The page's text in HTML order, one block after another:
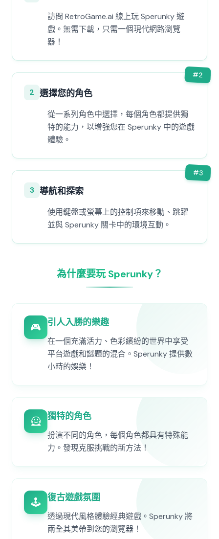
訪問 RetroGame.ai 線上玩 Sperunky 遊
戲。無需下載，只需一個現代網路瀏覽
器！
#2
2 選擇您的角色
從一系列角色中選擇，每個角色都提供獨
特的能力，以增強您在 Sperunky 中的遊戲
體驗。
#3
3 導航和探索
使用鍵盤或螢幕上的控制項來移動、跳躍
並與 Sperunky 關卡中的環境互動。
為什麼要玩 Sperunky？
🎮 引人入勝的樂趣
在一個充滿活力、色彩繽紛的世界中享受
平台遊戲和謎題的混合。Sperunky 提供數
小時的娛樂！
🦸 獨特的角色
扮演不同的角色，每個角色都具有特殊能
力。發現克服挑戰的新方法！
🕹️ 復古遊戲氛圍
透過現代風格體驗經典遊戲。Sperunky 將
兩全其美帶到您的瀏覽器！